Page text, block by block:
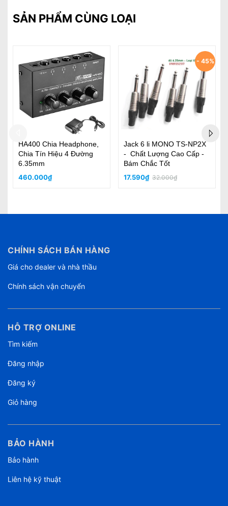
SẢN PHẨM CÙNG LOẠI
- 45%
TS-NP2X
Cao Cấp -
TAD-057 Cặp Dây Tín
Hiệu Canon 1M, Jack
Lidge Chân Mạ Bạc, Dây
Chóng Nhiễu, Siêu Sạch
210.000₫
Chân Mic ND-
Bộ Bằng Kim
CHÍNH SÁCH BÁN HÀNG
Giá cho dealer và nhà thầu
Chính sách vận chuyển
HỖ TRỢ ONLINE
Tìm kiếm
Đăng nhập
Đăng ký
Giỏ hàng
BẢO HÀNH
Bảo hành
Liên hệ kỹ thuật